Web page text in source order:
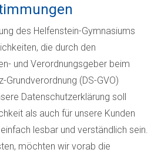
des Helfenstein-Gymnasiums
die durch den
und Verordnungsgeber beim
Grundverordnung (DS-GVO)
Datenschutzerklärung soll
als auch für unsere Kunden
lesbar und verständlich sein.
möchten wir vorab die